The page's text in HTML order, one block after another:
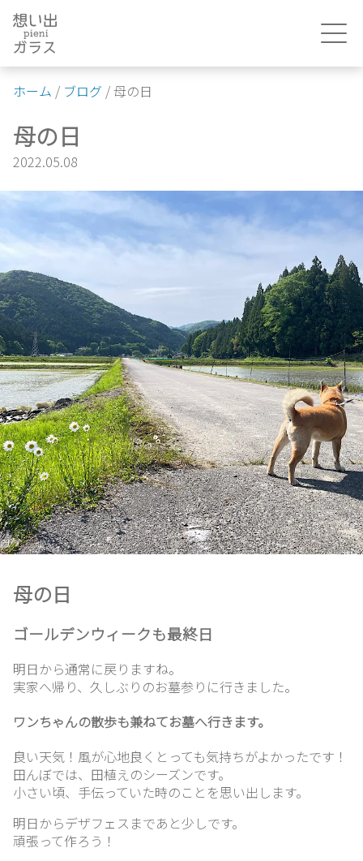
Skip
content
ホ
ー
ム
想
い
出
ガ
ラ
ス
紹
ホーム / ブログ /母の日
母の日
2022.05.08
母の日
ゴールデンウィークも最終日
明日から通常に戻りますね。
実家へ帰り、久しぶりのお墓参りに行きました。
ワンちゃんの散歩も兼ねてお墓へ行きます。
良い天気！風が心地良くとっても気持ちがよかったです！
田んぼでは、田植えのシーズンです。
小さい頃、手伝っていた時のことを思い出します。
明日からデザフェスまであと少しです。
頑張って作ろう！